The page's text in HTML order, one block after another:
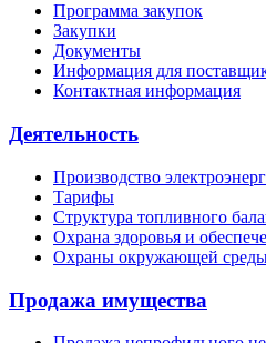
Программа закупок
Закупки
Документы
Информация для
Контактная информация
Деятельность
Производство
Тарифы
Структура топливного
Охрана здоровья и
Охраны окружающей среды
Продажа имущества